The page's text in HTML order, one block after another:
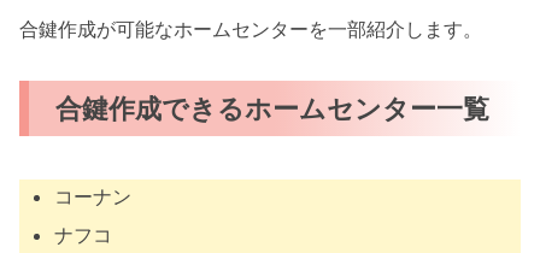
合鍵作成が可能なホームセンターを一部紹介します。
合鍵作成できるホームセンター一覧
コーナン
ナフコ